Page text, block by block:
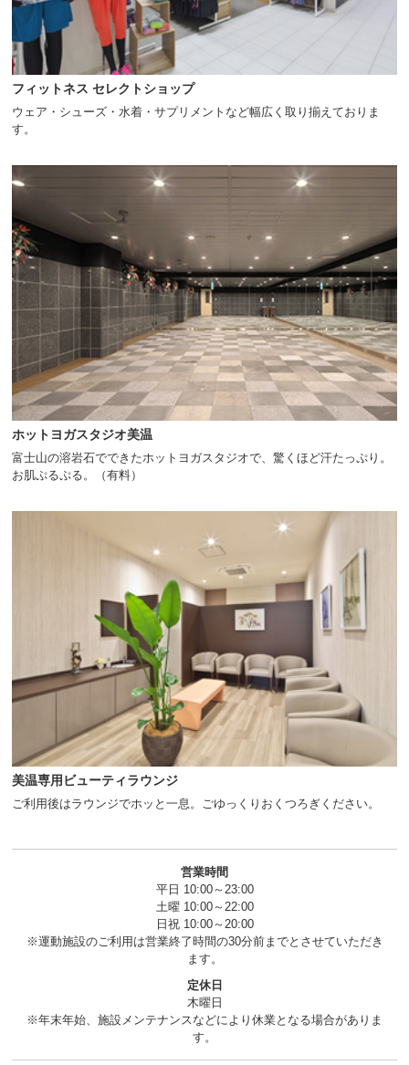
フィットネス セレクトショップ
ウェア・シューズ・水着・サプリメントなど幅広く取り揃えておりま
す。
ホットヨガスタジオ美温
富士山の溶岩石でできたホットヨガスタジオで、驚くほど汗たっぷり。
お肌ぷるぷる。（有料）
美温専用ビューティラウンジ
ご利用後はラウンジでホッと一息。ごゆっくりおくつろぎください。
営業時間
平日 10:00～23:00
土曜 10:00～22:00
日祝 10:00～20:00
※運動施設のご利用は営業終了時間の30分前までとさせていただき
ます。
定休日
木曜日
※年末年始、施設メンテナンスなどにより休業となる場合がありま
す。